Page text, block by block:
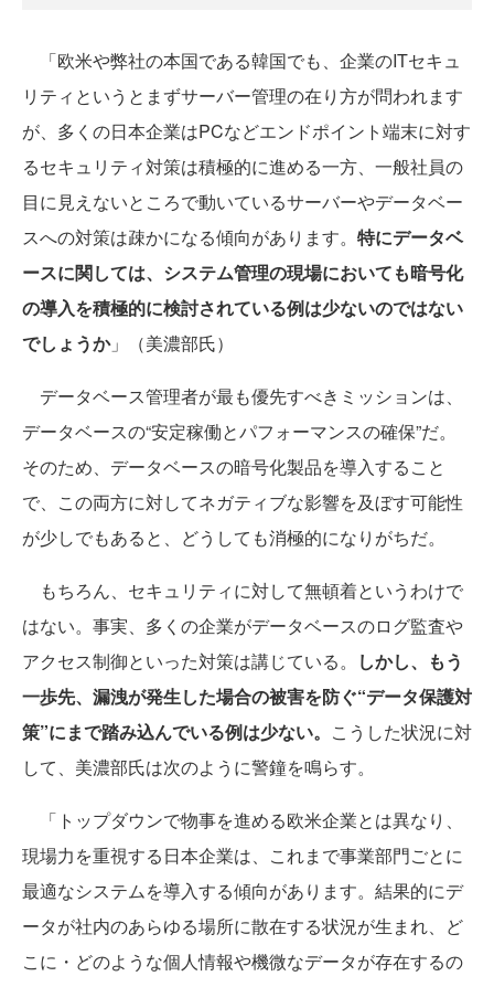
「欧米や弊社の本国である韓国でも、企業のITセキュ
リティというとまずサーバー管理の在り方が問われます
が、多くの日本企業はPCなどエンドポイント端末に対す
るセキュリティ対策は積極的に進める一方、一般社員の
目に見えないところで動いているサーバーやデータベー
スへの対策は疎かになる傾向があります。 特にデータベ
ースに関しては、システム管理の現場においても暗号化
の導入を積極的に検討されている例は少ないのではない
でしょうか」（美濃部氏）
データベース管理者が最も優先すべきミッションは、
データベースの“安定稼働とパフォーマンスの確保”だ。
そのため、データベースの暗号化製品を導入すること
で、この両方に対してネガティブな影響を及ぼす可能性
が少しでもあると、どうしても消極的になりがちだ。
もちろん、セキュリティに対して無頓着というわけで
はない。事実、多くの企業がデータベースのログ監査や
アクセス制御といった対策は講じている。
しかし、もう
一歩先、漏洩が発生した場合の被害を防ぐ“データ保護対
策”にまで踏み込んでいる例は少ない。 こうした状況に対
して、美濃部氏は次のように警鐘を鳴らす。
「トップダウンで物事を進める欧米企業とは異なり、
現場力を重視する日本企業は、これまで事業部門ごとに
最適なシステムを導入する傾向があります。結果的にデ
ータが社内のあらゆる場所に散在する状況が生まれ、ど
こに・どのような個人情報や機微なデータが存在するの